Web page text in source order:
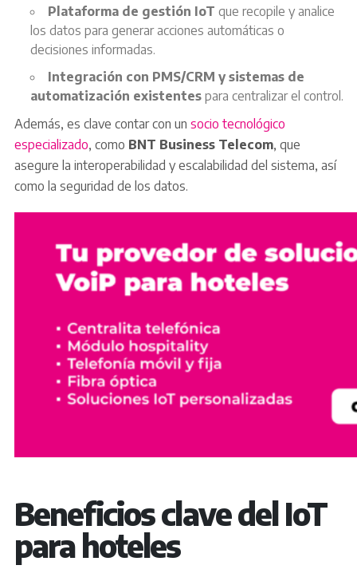
Plataforma de gestión IoT que recopile y analice
los datos para generar acciones automáticas o
decisiones informadas.
Integración con PMS/CRM y sistemas de
automatización existentespara centralizar el control.
Además, es clave contar con un socio tecnológico
especializado, como BNT Business Telecom, que
asegure la interoperabilidad y escalabilidad del sistema, así
como la seguridad de los datos.
Beneficios clave del IoT
para hoteles